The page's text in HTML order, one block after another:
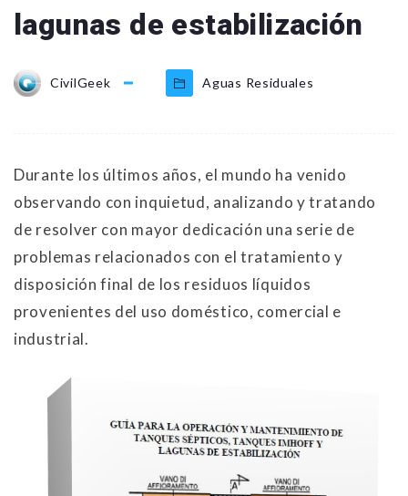
lagunas de estabilización
CivilGeek Aguas Residuales
Durante los últimos años, el mundo ha venido
observando con inquietud, analizando y tratando
de resolver con mayor dedicación una serie de
problemas relacionados con el tratamiento y
disposición final de los residuos líquidos
provenientes del uso doméstico, comercial e
industrial.